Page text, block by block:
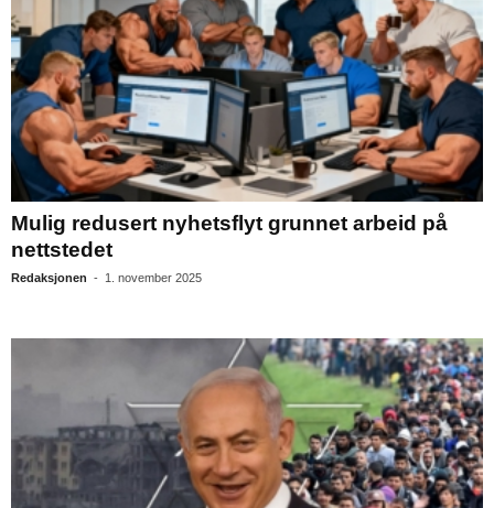
Mulig redusert nyhetsflyt grunnet arbeid på
nettstedet
Redaksjonen - 1. november 2025